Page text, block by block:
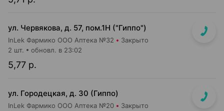
ул. Червякова, д. 57, пом.1Н ("Гиппо")
InLek Фармико ООО Аптека №32 Закрыто
5,77 р.
2 шт. обновл. в 23:02
ул. Городецкая, д. 30 (Гиппо)
InLek Фармико ООО Аптека №20 Закрыто